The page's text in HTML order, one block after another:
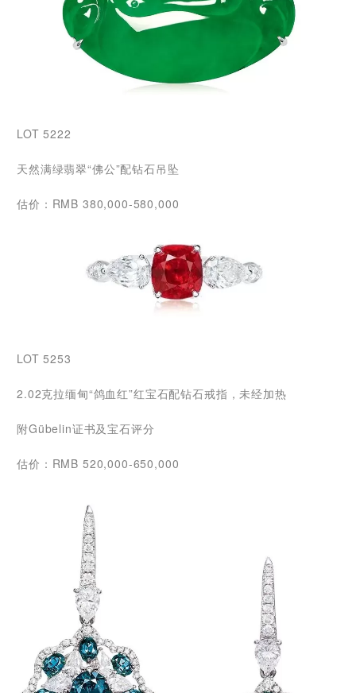
LOT 5222
天然满绿翡翠“佛公”配钻石吊坠
估价：RMB 380,000-580,000
LOT 5253
2.02克拉缅甸“鸽血红”红宝石配钻石戒指，未经加热
附Gübelin证书及宝石评分
估价：RMB 520,000-650,000